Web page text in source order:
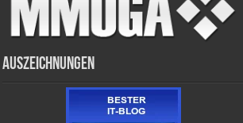
Auszeichnungen